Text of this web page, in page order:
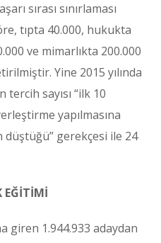
sırası sınırlaması
tıpta 40.000, hukukta
ve mimarlıkta 200.000
Yine 2015 yılında
sayısı “ilk 10
yapılmasına
düştüğü” gerekçesi ile 24
EĞİTİMİ
giren 1.944.933 adaydan